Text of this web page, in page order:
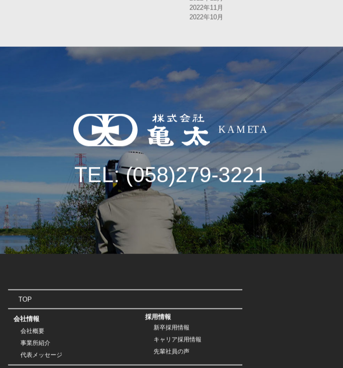
2022年11月
2022年10月
TEL: (058)279-3221
TOP
会社情報
会社概要
事業所紹介
代表メッセージ
採用情報
新卒採用情報
キャリア採用情報
先輩社員の声